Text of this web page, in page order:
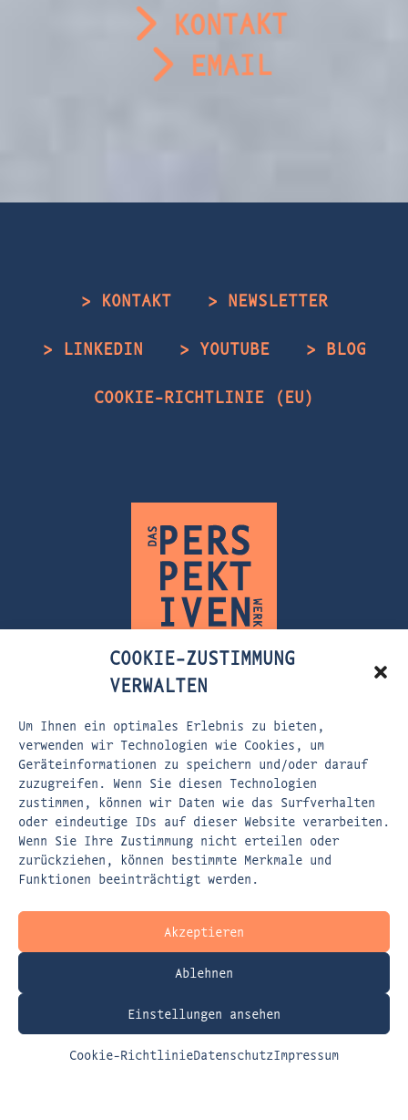
COOKIE-ZUSTIMMUNG
VERWALTEN
Um Ihnen ein optimales Erlebnis zu bieten,
verwenden wir Technologien wie Cookies, um
Geräteinformationen zu speichern und/oder darauf
zuzugreifen. Wenn Sie diesen Technologien
zustimmen, können wir Daten wie das Surfverhalten
oder eindeutige IDs auf dieser Website verarbeiten.
Wenn Sie Ihre Zustimmung nicht erteilen oder
zurückziehen, können bestimmte Merkmale und
Funktionen beeinträchtigt werden.
Akzeptieren
Ablehnen
Einstellungen ansehen
Cookie-RichtlinieDatenschutzImpressum
KONTAKT
EMAIL
> KONTAKT > NEWSLETTER
> LINKEDIN > YOUTUBE > BLOG
COOKIE-RICHTLINIE (EU)
FLEISCHERSTRASSE 5
80337 MÜNCHEN
EMAIL:KONTAKT@DASPERSPEKTIVENWERK.DE
WEBSITE:WWW.DASPERSPEKTIVENWERK.DE
> AGB
> Impressum
> Haftungsausschluss
> Datenschutz